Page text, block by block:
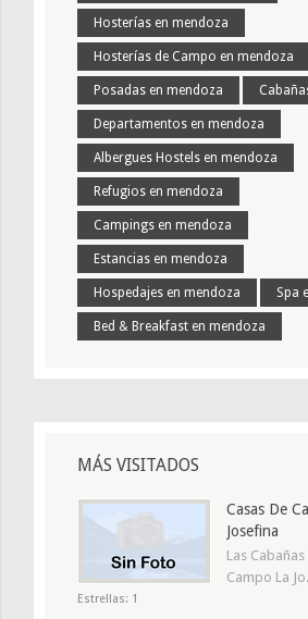
Hosterías en mendoza
Hosterías de Campo en mendoza
Posadas en mendoza
Departamentos en mendoza
Albergues Hostels en mendoza
Refugios en mendoza
Campings en mendoza
Estancias en mendoza
Hospedajes en mendoza Spa
Bed & Breakfast en mendoza
MÁS VISITADOS
Casas De
Josefina
Las
Campo La
Estrellas: 1